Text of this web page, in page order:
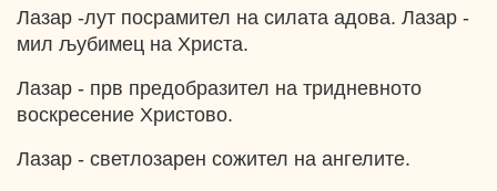
Лазар -лут посрамител на силата адова. Лазар -
мил љубимец на Христа.
Лазар - прв предобразител на тридневното
воскресение Христово.
Лазар - светлозарен сожител на ангелите.